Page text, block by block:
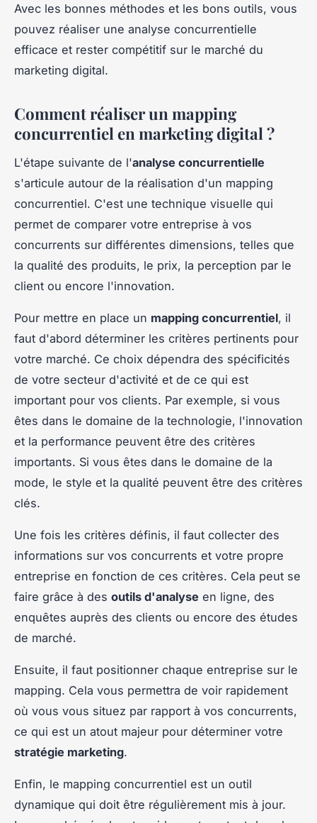
Avec les bonnes méthodes et les bons outils, vous
pouvez réaliser une analyse concurrentielle
efficace et rester compétitif sur le marché du
marketing digital.
Comment réaliser un mapping
concurrentiel en marketing digital ?
L'étape suivante de l'analyse concurrentielle
s'articule autour de la réalisation d'un mapping
concurrentiel. C'est une technique visuelle qui
permet de comparer votre entreprise à vos
concurrents sur différentes dimensions, telles que
la qualité des produits, le prix, la perception par le
client ou encore l'innovation.
Pour mettre en place un mapping concurrentiel, il
faut d'abord déterminer les critères pertinents pour
votre marché. Ce choix dépendra des spécificités
de votre secteur d'activité et de ce qui est
important pour vos clients. Par exemple, si vous
êtes dans le domaine de la technologie, l'innovation
et la performance peuvent être des critères
importants. Si vous êtes dans le domaine de la
mode, le style et la qualité peuvent être des critères
clés.
Une fois les critères définis, il faut collecter des
informations sur vos concurrents et votre propre
entreprise en fonction de ces critères. Cela peut se
faire grâce à des outils d'analyse en ligne, des
enquêtes auprès des clients ou encore des études
de marché.
Ensuite, il faut positionner chaque entreprise sur le
mapping. Cela vous permettra de voir rapidement
où vous vous situez par rapport à vos concurrents,
ce qui est un atout majeur pour déterminer votre
stratégie marketing.
Enfin, le mapping concurrentiel est un outil
dynamique qui doit être régulièrement mis à jour.